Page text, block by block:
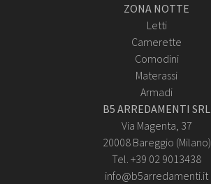
ZONA NOTTE
Letti
Camerette
Comodini
Materassi
Armadi
B5 ARREDAMENTI SRL
Via Magenta, 37
20008 Bareggio (Milano)
Tel. +39 02 9013438
info@b5arredamenti.it